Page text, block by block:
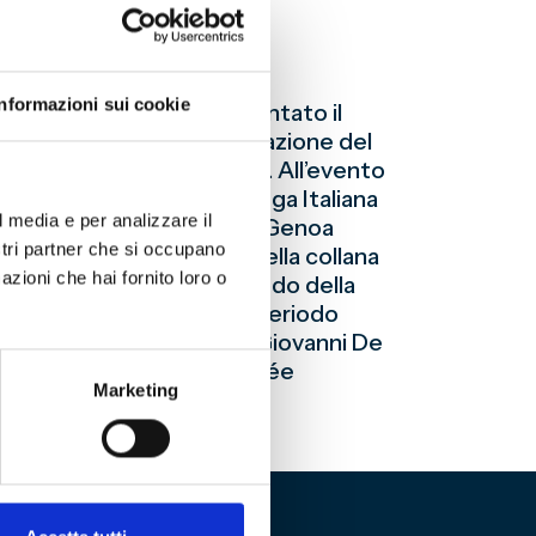
sui cookie
e per analizzare il
partner che si occupano
che hai fornito loro o
Marketing
Antico 4), verrà presentato il
Rizzoglio, con prefazione del
Genoa 1893. All’evento
Presidente della Lega Italiana
una visita al Museo del Genoa
De Ferrari ed inserito nella collana
e racconta il periodo della
inediti. Si tratta del periodo
di Edoardo Catto e Giovanni De
e 1924-1925, della tournée
e 1924.